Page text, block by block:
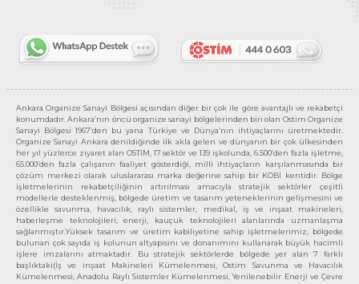
Ankara Organize Sanayi Bölgesi açısından diğer bir çok ile göre avantajlı ve rekabetçi
konumdadır. Ankara’nın öncü organize sanayi bölgelerinden biri olan Ostim Organize
Sanayi Bölgesi 1967’den bu yana Türkiye ve Dünya’nın ihtiyaçlarını üretmektedir.
Organize Sanayi Ankara denildiğinde ilk akla gelen ve dünyanın bir çok ülkesinden
her yıl yüzlerce ziyaret alan OSTİM, 17 sektör ve 139 işkolunda, 6.500’den fazla işletme,
65.000’den fazla çalışanın faaliyet gösterdiği, milli ihtiyaçların karşılanmasında bir
çözüm merkezi olarak uluslararası marka değerine sahip bir KOBİ kentidir. Bölge
işletmelerinin rekabetçiliğinin artırılması amacıyla stratejik sektörler çeşitli
modellerle desteklenmiş, bölgede üretim ve tasarım yeteneklerinin gelişmesini ve
özellikle savunma, havacılık, raylı sistemler, medikal, iş ve inşaat makineleri,
haberleşme teknolojileri, enerji, kauçuk teknolojileri alanlarında uzmanlaşma
sağlanmıştır.Yüksek tasarım ve üretim kabiliyetine sahip işletmelerimiz, bölgede
bulunan çok sayıda iş kolunun altyapısını ve donanımını kullanarak büyük hacimli
işlere imzalarını atmaktadır. Bu stratejik sektörlerde bölgede yer alan 7 farklı
başlıktaki(İş ve inşaat Makineleri Kümelenmesi, Ostim Savunma ve Havacılık
Kümelenmesi, Anadolu Raylı Sistemler Kümelenmesi, Yenilenebilir Enerji ve Çevre